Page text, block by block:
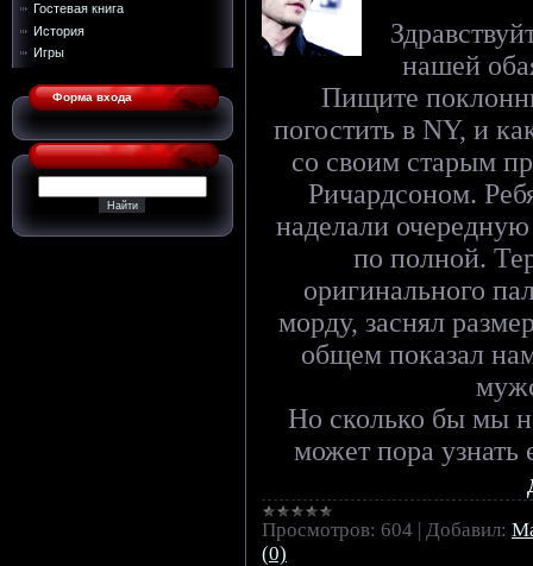
Гостевая книга
История
Игры
Форма входа
нашей
Пищите
погостить в NY, и
со своим старым
Ричардсоном.
наделали
по полной.
оригинального
морду, заснял
общем показал
Но сколько бы мы
может пора
Просмотров: 604 | Добавил:
(0)